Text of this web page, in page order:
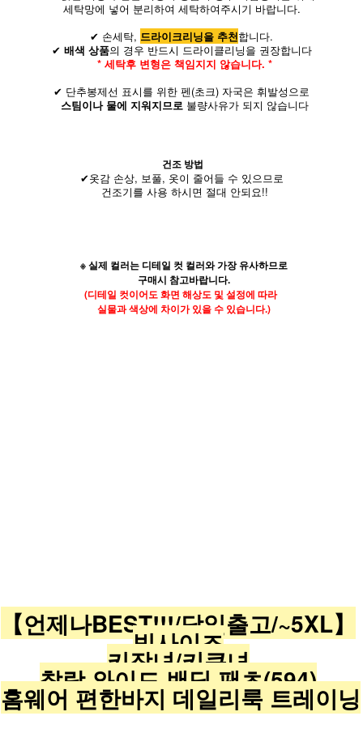
세탁망에 넣어 분리하여 세탁하여주시기 바랍니다.
✔ 손세탁, 드라이크리닝을 추천합니다.
✔ 배색 상품의 경우 반드시 드라이클리닝을 권장합니다
* 세탁후 변형은 책임지지 않습니다. *
✔ 단추봉제선 표시를 위한 펜(초크) 자국은 휘발성으로
스팀이나 물에 지워지므로 불량사유가 되지 않습니다
건조 방법
✔옷감 손상, 보풀, 옷이 줄어들 수 있으므로
건조기를 사용 하시면 절대 안되요!!
※ 실제 컬러는 디테일 컷 컬러와 가장 유사하므로
구매시 참고바랍니다.
(디테일 컷이어도 화면 해상도 및 설정에 따라
실물과 색상에 차이가 있을 수 있습니다.)
【언제나BEST!!!/당일출고/~5XL】
빅사이즈
키작녀/키큰녀
찰랑 와이드 밴딩 팬츠(594)
홈웨어 편한바지 데일리룩 트레이닝